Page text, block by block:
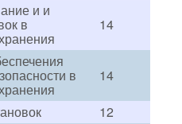
и и
в
14
в
14
12